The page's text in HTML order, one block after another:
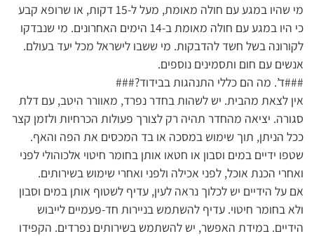
מי שהיו במגע עם חולה מאומת, מעל ל-15 דקות, או שרופא קבע
כי היו במגע עם חולה מאומת ב-14 הימים האחרונים. מי שנבדקו
לקורונה בשל חשד להדבקות. מי ששבו לישראל מכל יעד בעולם.
אנשים עם חום ותסמינים נוספים.
###ד’. מה הם כללי התנהגות בבידוד?###
אין לצאת מהבית. יש לשהות בחדר נפרד, מאוורר היטב, עם דלת
סגורה. יציאה מהחדר תהיה רק לצורך פעולות הכרחיות ולזמן קצר
ככל הניתן, תוך שימוש במסכה או בד המכסים את הפה והאף.
שטפו ידיים במים וסבון או חטאו אותן בחומר חיטוי אלכוהולי לפני
ואחרי הכנת אוכל, לפני אכילה ולפני ואחרי שימוש בשירותים.
אם על הידיים יש לכלוך נראה לעין, עדיף לשטוף אותן במים וסבון
ולא בחומר חיטוי. עדיף להשתמש בניירות חד-פעמיים לייבוש
הידיים. במידת האפשר, יש להשתמש בשירותים נפרדים. הקפידו